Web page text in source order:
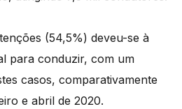
(54,5%) deveu-se à
para conduzir, com um
casos, comparativamente
e abril de 2020.